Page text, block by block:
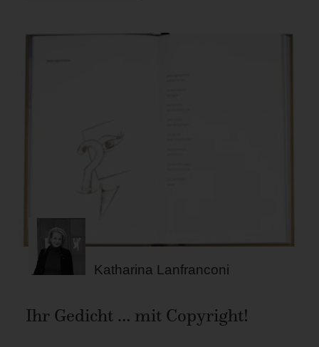
Katharina Lanfranconi
Ihr Gedicht … mit Copyright!